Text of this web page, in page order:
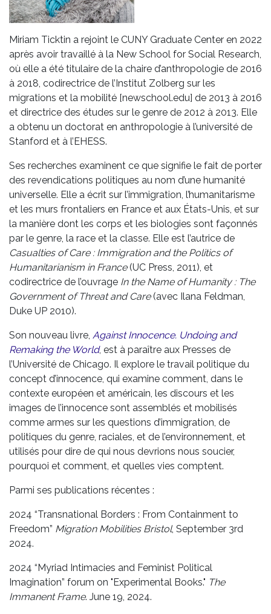
Miriam Ticktin a rejoint le CUNY Graduate Center en 2022
après avoir travaillé à la New School for Social Research,
où elle a été titulaire de la chaire d’anthropologie de 2016
à 2018, codirectrice de l’Institut Zolberg sur les
migrations et la mobilité [newschool.edu] de 2013 à 2016
et directrice des études sur le genre de 2012 à 2013. Elle
a obtenu un doctorat en anthropologie à l’université de
Stanford et à l’EHESS.
Ses recherches examinent ce que signifie le fait de porter
des revendications politiques au nom d’une humanité
universelle. Elle a écrit sur l’immigration, l’humanitarisme
et les murs frontaliers en France et aux États-Unis, et sur
la manière dont les corps et les biologies sont façonnés
par le genre, la race et la classe. Elle est l’autrice de
Casualties of Care : Immigration and the Politics of
Humanitarianism in France(UC Press, 2011), et
codirectrice de l’ouvrage In the Name of Humanity : The
Government of Threat and Care(avec Ilana Feldman,
Duke UP 2010).
Son nouveau livre, Against Innocence. Undoing and
Remaking the World, est à paraître aux Presses de
l’Université de Chicago. Il explore le travail politique du
concept d’innocence, qui examine comment, dans le
contexte européen et américain, les discours et les
images de l’innocence sont assemblés et mobilisés
comme armes sur les questions d’immigration, de
politiques du genre, raciales, et de l’environnement, et
utilisés pour dire de qui nous devrions nous soucier,
pourquoi et comment, et quelles vies comptent.
Parmi ses publications récentes :
2024 “Transnational Borders : From Containment to
Freedom” Migration Mobilities Bristol, September 3rd
2024.
2024 “Myriad Intimacies and Feminist Political
Imagination” forum on "Experimental Books." The
Immanent Frame. June 19, 2024.